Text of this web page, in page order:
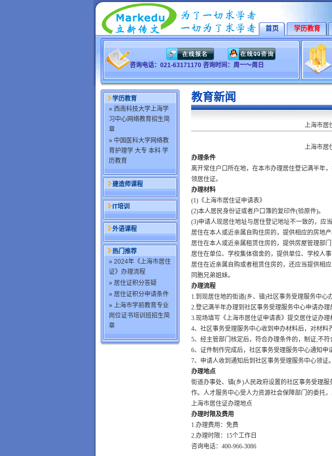
首页 学历教育
咨询电话：021-63171170 咨询时间：周一～周日
学历教育
» 西南科技大学上海学
习中心网络教育招生简
章
» 中国医科大学网络教
育护理学 大专 本科 学
历教育
建造师课程
IT培训
外语课程
热门推荐
» 2024年《上海市居住
证》办理流程
» 居住证积分答疑
» 居住证积分申请条件
» 上海市学前教育专业
岗位证书培训班招生简
章
教育新闻
上海市居
上海市居
办理条件
离开常住户口所在地，在本市办理居住登记满半年
领居住证。
办理材料
(1) 《上海市居住证申请表》
(2)本人居民身份证或者户口簿的复印件(验原件)。
(3)申请人现居住地址与居住登记地址不一致的，应
居住在本人或近亲属自购住房的，提供相应的房地
居住在本人或近亲属租赁住房的，提供房屋管理部
居住在单位、学校集体宿舍的，提供单位、学校人
居住在近亲属自购或者租赁住房的，还应当提供相
同胞兄弟姐妹。
办理流程
1.到现居住地的街道(乡、镇)社区事务受理服务中心
2.登记满半年办理到社区事务受理服务中心申请办理
3.现场填写《上海市居住证申请表》提交居住证办理
4、社区事务受理服务中心收到申办材料后，对材料
5、经主管部门核定后，符合办理条件的，制证;不符
6、证件制作完成后，社区事务受理服务中心通知申
7、申请人收到通知后到社区事务受理服务中心领证。
办理地点
街道办事处、镇(乡)人民政府设置的社区事务受理
作。人才服务中心受人力资源社会保障部门的委托
上海市居住证办理地点
办理时限及费用
1.办理费用：免费
2.办理时限： 15个工作日
咨询电话：400-966-3086